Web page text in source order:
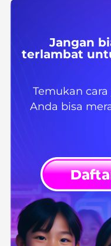
Jangan
terlambat
Temukan
Anda bisa